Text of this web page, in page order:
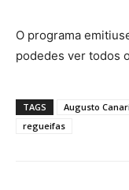
O programa
podedes ver todos
TAGS Augusto
regueifas